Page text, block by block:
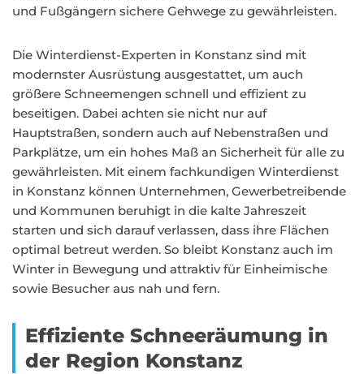
und Fußgängern sichere Gehwege zu gewährleisten.
Die Winterdienst-Experten in Konstanz sind mit
modernster Ausrüstung ausgestattet, um auch
größere Schneemengen schnell und effizient zu
beseitigen. Dabei achten sie nicht nur auf
Hauptstraßen, sondern auch auf Nebenstraßen und
Parkplätze, um ein hohes Maß an Sicherheit für alle zu
gewährleisten. Mit einem fachkundigen Winterdienst
in Konstanz können Unternehmen, Gewerbetreibende
und Kommunen beruhigt in die kalte Jahreszeit
starten und sich darauf verlassen, dass ihre Flächen
optimal betreut werden. So bleibt Konstanz auch im
Winter in Bewegung und attraktiv für Einheimische
sowie Besucher aus nah und fern.
Effiziente Schneeräumung in
der Region Konstanz